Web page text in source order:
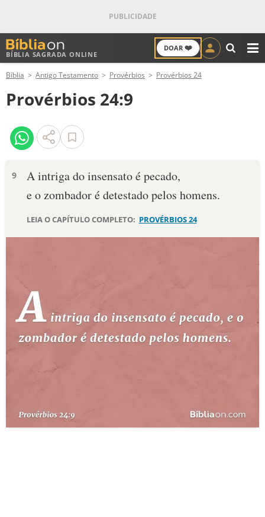
BÍBLIA SAGRADA ONLINE
DOAR ❤️
ANTIGO TESTAMENTO
NOVO TESTAMENTO
VERSÍCULOS
PALAVRA DO DIA
10 MANDAMENTOS
ESTUDOS BÍBLICOS
ESBOÇOS DE PREGAÇÃO
PERGUNTE À BÍBLIA
Bíblia Antigo Testamento Provérbios Provérbios 24
Provérbios 24:9
9
A intriga do insensato é pecado,
e o zombador é detestado pelos homens.
LEIA O CAPÍTULO COMPLETO: PROVÉRBIOS 24